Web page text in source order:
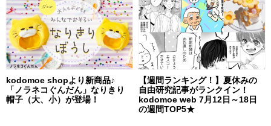
kodomoe shopより新商品♪
「ノラネコぐんだん」なりきり
帽子（大、小）が登場！
【週間ランキング！】夏休みの
自由研究記事がランクイン！
kodomoe web 7月12日～18日
の週間TOP5★